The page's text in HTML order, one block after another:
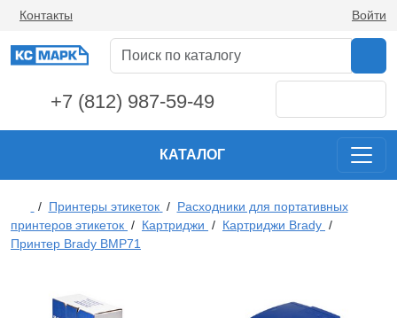
Контакты Войти
+7 (812) 987-59-49
КАТАЛОГ
/ Принтеры этикеток / Расходники для портативных
принтеров этикеток / Картриджи / Картриджи Brady /
Принтер Brady BMP71